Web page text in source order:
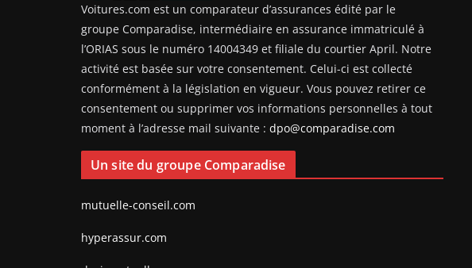
Voitures.com est un comparateur d’assurances édité par le
groupe Comparadise, intermédiaire en assurance immatriculé à
l’ORIAS sous le numéro 14004349 et filiale du courtier April. Notre
activité est basée sur votre consentement. Celui-ci est collecté
conformément à la législation en vigueur. Vous pouvez retirer ce
consentement ou supprimer vos informations personnelles à tout
moment à l’adresse mail suivante : dpo@comparadise.com
Un site du groupe Comparadise
mutuelle-conseil.com
hyperassur.com